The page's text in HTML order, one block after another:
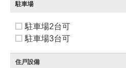
駐車場
駐車場2台可
駐車場3台可
住戸設備